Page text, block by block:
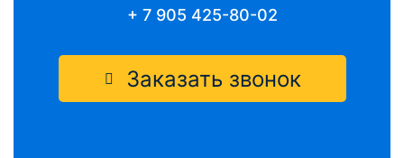
+ 7 905 425-80-02
Заказать звонок